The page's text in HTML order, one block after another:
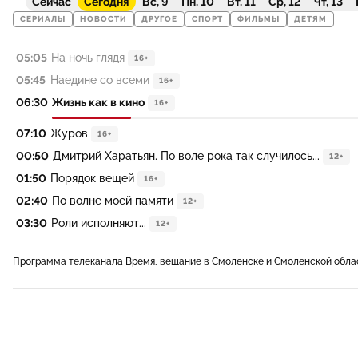
СЕРИАЛЫ НОВОСТИ ДРУГОЕ СПОРТ ФИЛЬМЫ ДЕТЯМ
05:05 На ночь глядя 16+
05:45 Наедине со всеми 16+
06:30 Жизнь как в кино 16+
07:10 Журов 16+
00:50 Дмитрий Харатьян. По воле рока так случилось... 12+
01:50 Порядок вещей 16+
02:40 По волне моей памяти 12+
03:30 Роли исполняют... 12+
Программа телеканала Время, вещание в Смоленске и Смоленской